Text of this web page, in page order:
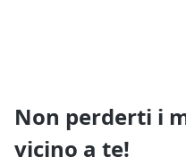
Non perderti i
vicino a te!